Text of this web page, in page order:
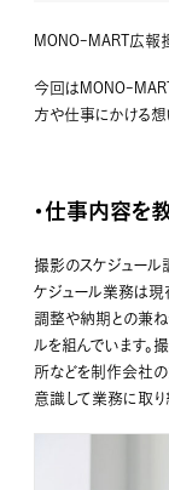
MONO-MART広報
今回はMONO-
方や仕事にかける想
・仕事内容を
撮影のスケジュール
ケジュール業務は現
調整や納期との兼ね
ルを組んでいます。
所などを制作会社の
意識して業務に取り